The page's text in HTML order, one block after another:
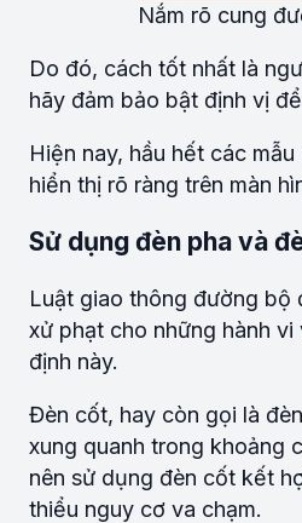
Nắm rõ cung
Do đó, cách tốt nhất là
hãy đảm bảo bật định vị
Hiện nay, hầu hết các
hiển thị rõ ràng trên màn
Sử dụng đèn pha và
Luật giao thông đường bộ
xử phạt cho những hành
định này.
Đèn cốt, hay còn gọi là
xung quanh trong khoảng
nên sử dụng đèn cốt kết
thiểu nguy cơ va chạm.